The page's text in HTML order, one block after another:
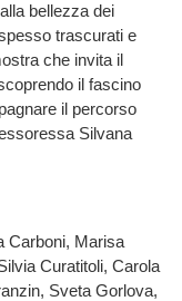
bellezza dei
trascurati e
che invita il
il fascino
il percorso
Silvana
Carboni, Marisa
Curatitoli, Carola
Sveta Gorlova,